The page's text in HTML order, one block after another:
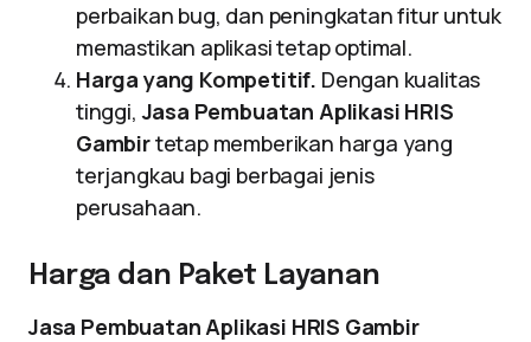
perbaikan bug, dan peningkatan fitur untuk
memastikan aplikasi tetap optimal.
Harga yang Kompetitif. Dengan kualitas
tinggi,Jasa Pembuatan Aplikasi HRIS
Gambirtetap memberikan harga yang
terjangkau bagi berbagai jenis
perusahaan.
Harga dan Paket Layanan
Jasa Pembuatan Aplikasi HRIS Gambir